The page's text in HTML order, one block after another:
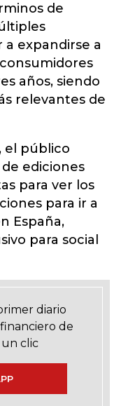
de
expandirse a
años, siendo
relevantes de
el público
ediciones
para ver los
para ir a
España,
para social
diario
de
un clic